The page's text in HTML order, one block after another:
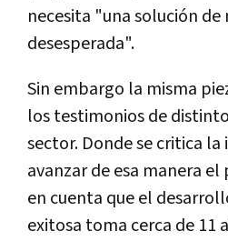
necesita "una solución de
desesperada".
Sin embargo la misma
los testimonios de
sector. Donde se critica
avanzar de esa manera
en cuenta que el
exitosa toma cerca de 11